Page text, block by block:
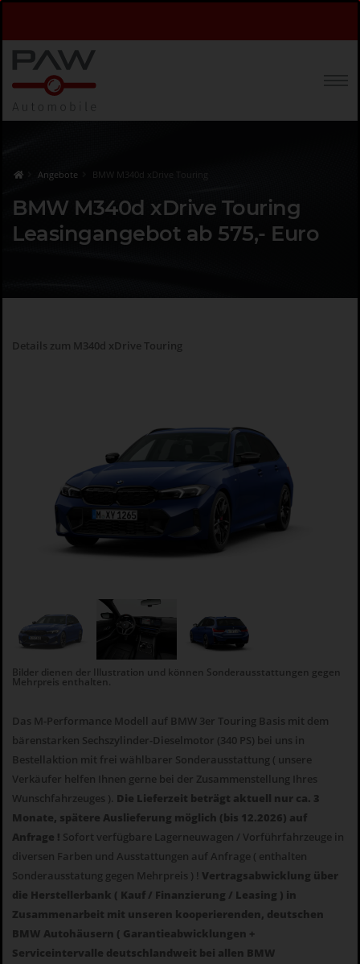
Angebote BMW M340d xDrive Touring
BMW M340d xDrive Touring
Leasingangebot ab 575,- Euro
Details zum M340d xDrive Touring
Bilder dienen der Illustration und können Sonderausstattungen gegen
Mehrpreis enthalten.
Das M-Performance Modell auf BMW 3er Touring Basis mit dem
bärenstarken Sechszylinder-Dieselmotor (340 PS) bei uns in
Bestellaktion mit frei wählbarer Sonderausstattung ( unsere
Verkäufer helfen Ihnen gerne bei der Zusammenstellung Ihres
Wunschfahrzeuges ). Die Lieferzeit beträgt aktuell nur ca. 3
Monate, spätere Auslieferung möglich (bis 12.2026) auf
Anfrage ! Sofort verfügbare Lagerneuwagen / Vorführfahrzeuge in
diversen Farben und Ausstattungen auf Anfrage ( enthalten
Sonderausstatung gegen Mehrpreis ) ! Vertragsabwicklung über
die Herstellerbank ( Kauf / Finanzierung / Leasing ) in
Zusammenarbeit mit unseren kooperierenden, deutschen
BMW Autohäusern ( Garantieabwicklungen +
Serviceintervalle deutschlandweit bei allen BMW